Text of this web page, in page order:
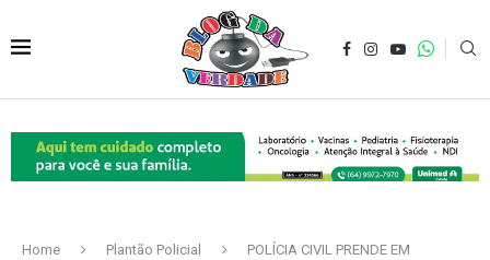
Home Plantão Policial
POLÍCIA CIVIL PRENDE EM